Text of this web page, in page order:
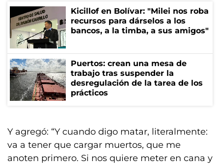
Kicillof en Bolívar: "Milei nos roba
recursos para dárselos a los
bancos, a la timba, a sus amigos"
Puertos: crean una mesa de
trabajo tras suspender la
desregulación de la tarea de los
prácticos
Y agregó: “Y cuando digo matar, literalmente:
va a tener que cargar muertos, que me
anoten primero. Si nos quiere meter en cana y